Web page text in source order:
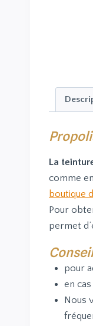
La
comme
boutique
Pour
permet
pour
en
Nous